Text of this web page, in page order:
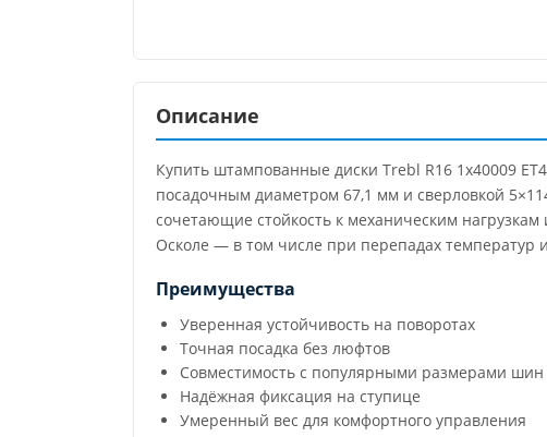
Описание
Купить штампованные диски Trebl R16 1x40009
посадочным диаметром 67,1 мм и сверловкой
сочетающие стойкость к механическим
Осколе — в том числе при перепадах температур
Преимущества
Уверенная устойчивость на поворотах
Точная посадка без люфтов
Совместимость с популярными размерами шин
Надёжная фиксация на ступице
Умеренный вес для комфортного управления